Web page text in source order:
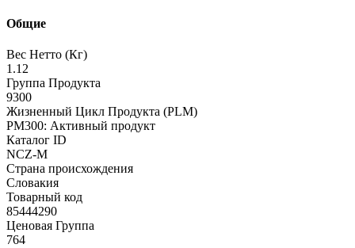
Общие
Вес Нетто (Кг)
1.12
Группа Продукта
9300
Жизненный Цикл Продукта (PLM)
PM300: Активный продукт
Каталог ID
NCZ-M
Страна происхождения
Словакия
Товарный код
85444290
Ценовая Группа
764